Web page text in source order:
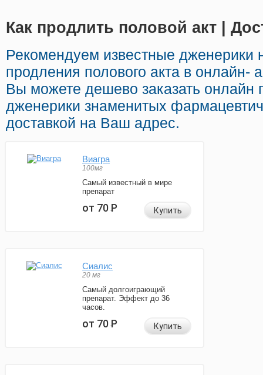
Как продлить половой акт |
Рекомендуем известные дженерики
продления полового акта в онлайн-
Вы можете дешево заказать онлайн
дженерики знаменитых
доставкой на Ваш адрес.
Виагра
100мг
Самый известный в мире
препарат
от 70Р Купить
Сиалис
20 мг
Самый долгоиграющий
препарат. Эффект до 36
часов.
от 70Р Купить